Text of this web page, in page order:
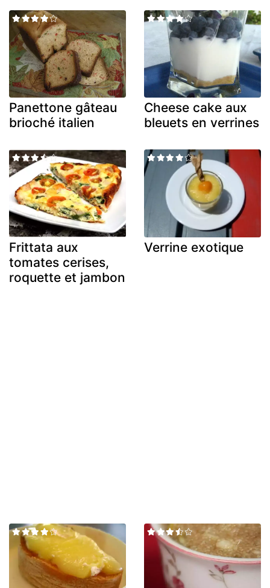
Panettone gâteau
brioché italien
Cheese cake aux
bleuets en verrines
Frittata aux
tomates cerises,
roquette et jambon
Verrine exotique